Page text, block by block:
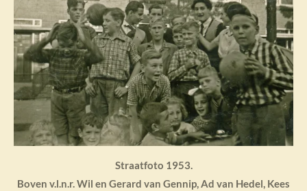
Straatfoto 1953.
Boven v.l.n.r. Wil en Gerard van Gennip, Ad van Hedel, Kees